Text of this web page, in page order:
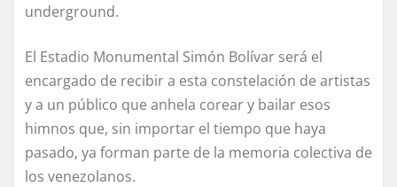
underground.
El Estadio Monumental Simón Bolívar será el
encargado de recibir a esta constelación de artistas
y a un público que anhela corear y bailar esos
himnos que, sin importar el tiempo que haya
pasado, ya forman parte de la memoria colectiva de
los venezolanos.